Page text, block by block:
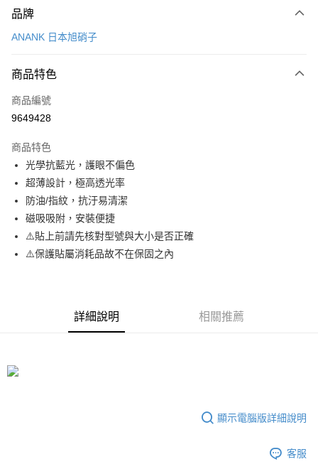
信用卡一次付款
LINE Pay
Apple Pay
悠遊付
ATM付款
運送方式
全家取貨付款
每筆NT$65，滿NT$690(含以上)免運費
7-11取貨付款
付款後7-11取貨
品牌
ANANK 日本旭硝子
商品特色
商品編號
9649428
商品特色
光學抗藍光，護眼不偏色
超薄設計，極高透光率
防油/指紋，抗汙易清潔
磁吸吸附，安裝便捷
⚠️貼上前請先核對型號與大小是否正確
⚠️保護貼屬消耗品故不在保固之內
詳細說明 相關推薦
顯示電腦版詳細說明
客服